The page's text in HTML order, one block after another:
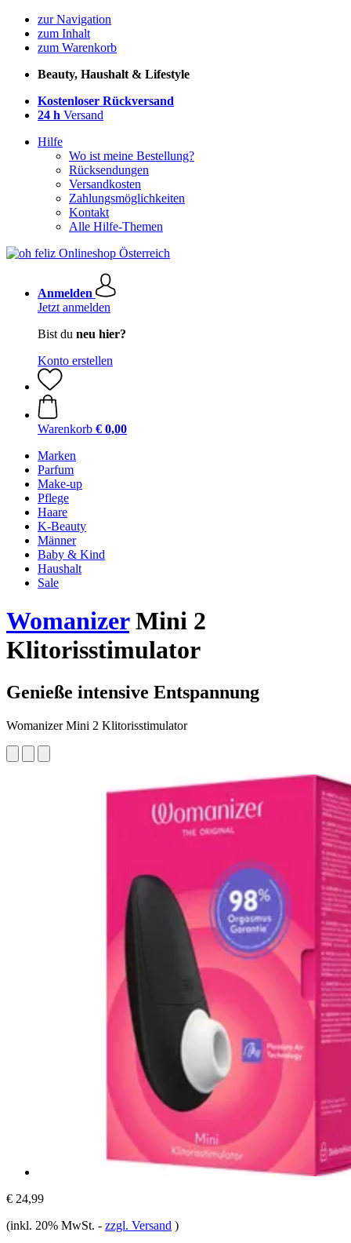
zur Navigation
zum Inhalt
zum Warenkorb
Beauty, Haushalt & Lifestyle
Kostenloser Rückversand
24 h Versand
Hilfe
Wo ist meine Bestellung?
Rücksendungen
Versandkosten
Zahlungsmöglichkeiten
Kontakt
Alle Hilfe-Themen
Anmelden
Jetzt anmelden
Bist du neu hier?
Konto erstellen
Warenkorb € 0,00
Marken
Parfum
Make-up
Pflege
Haare
K-Beauty
Männer
Baby & Kind
Haushalt
Sale
WomanizerMini 2
Klitorisstimulator
Genieße intensive Entspannung
Womanizer Mini 2 Klitorisstimulator
€ 24,99
(inkl. 20% MwSt. - zzgl. Versand )